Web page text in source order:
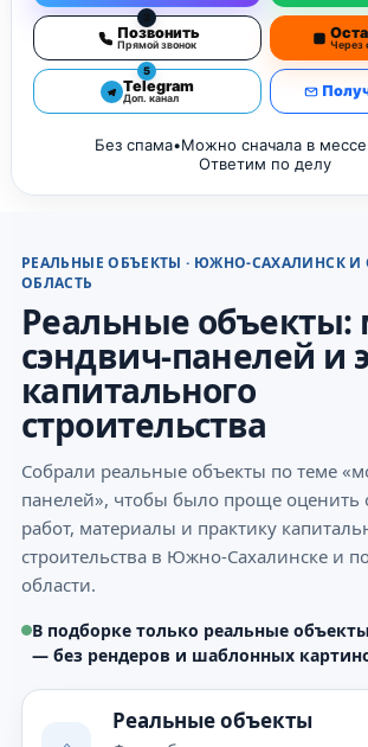
3
Позвонить
Прямой звонок
Через
5
Telegram
Доп. канал
Без спама•Можно сначала в
Ответим по делу
РЕАЛЬНЫЕ ОБЪЕКТЫ · ЮЖНО-САХАЛИНСК И
ОБЛАСТЬ
Реальные
сэндвич-панелей и
капитального
строительства
Собрали реальные объекты по теме
панелей», чтобы было проще оценить
работ, материалы и практику
строительства в Южно-Сахалинске и
области.
В подборке только реальные
— без рендеров и шаблонных
Реальные объекты